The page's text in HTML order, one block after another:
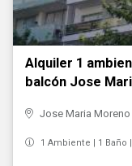
Alquiler 1
balcón Jose
Jose Maria Moreno
1 Ambiente | 1 Baño